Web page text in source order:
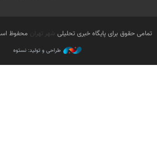
تمامی حقوق برای پایگاه خبری تحلیلی شهر تهران محفوظ
طراحی و تولید: نستوه